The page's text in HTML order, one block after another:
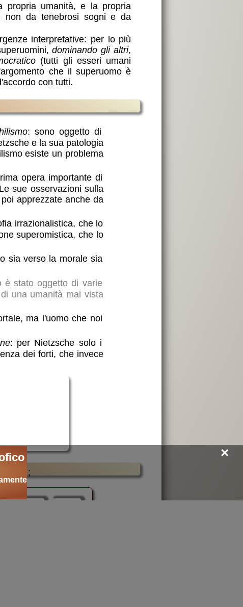
propria umanità, e la propria
non da tenebrosi sogni e da
interpretative: per lo più
dominando gli altri,
(tutti gli esseri umani
che il superuomo è
con tutti.
: sono oggetto di
e la sua patologia
esiste un problema
opera importante di
sue osservazioni sulla
apprezzate anche da
irrazionalistica, che lo
superomistica, che lo
sia verso la morale sia
è stato oggetto di varie
una umanità mai vista
ma l'uomo che noi
: per Nietzsche solo i
dei forti, che invece
×
;